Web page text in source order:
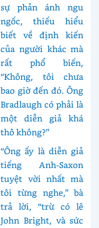
sự phản ánh ngu
ngốc, thiếu hiểu
biết về định kiến
của người khác mà
rất phổ biến,
“Không, tôi chưa
bao giờ đến đó. Ông
Bradlaugh có phải là
một diễn giả khá
thô không?”
“Ông ấy là diễn giả
tiếng Anh-Saxon
tuyệt vời nhất mà
tôi từng nghe,” bà
trả lời, “trừ có lẽ
John Bright, và sức